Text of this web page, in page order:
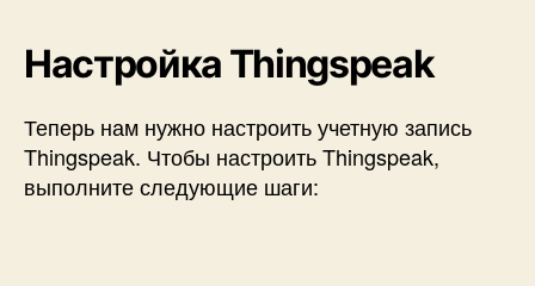
Настройка Thingspeak
Теперь нам нужно настроить учетную запись
Thingspeak. Чтобы настроить Thingspeak,
выполните следующие шаги: